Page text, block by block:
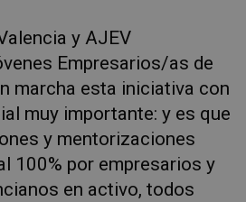
y AJEV
Empresarios/as de
marcha esta iniciativa con
muy importante: y es que
y mentorizaciones
100% por empresarios y
en activo, todos